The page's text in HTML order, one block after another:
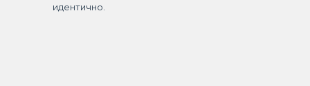
идентично.